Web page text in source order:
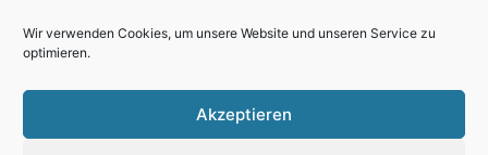
Wir verwenden Cookies, um unsere Website und unseren Service zu
optimieren.
Akzeptieren
Snack,Vegetarisch
Vegane gezupfte Pilz Tacos
Cooks in